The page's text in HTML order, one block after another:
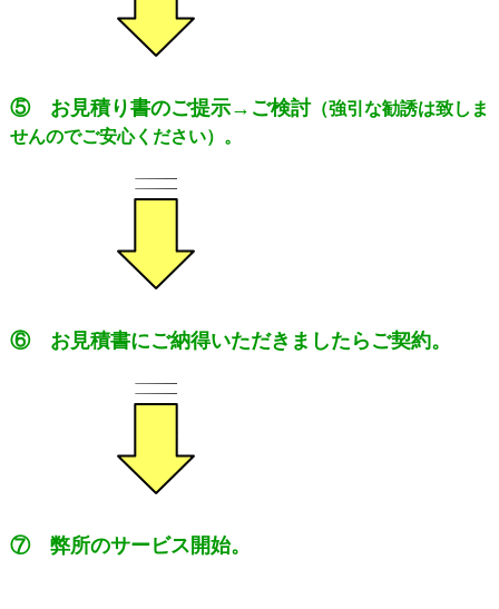
⑤ お見積り書のご提示→ご検討（強引な勧誘は致しま
せんのでご安心ください）。
⑥ お見積書にご納得いただきましたらご契約。
⑦ 弊所のサービス開始。